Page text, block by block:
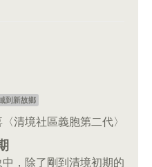
到新故鄉
清境社區義胞第二代〉
，除了剛到清境初期的